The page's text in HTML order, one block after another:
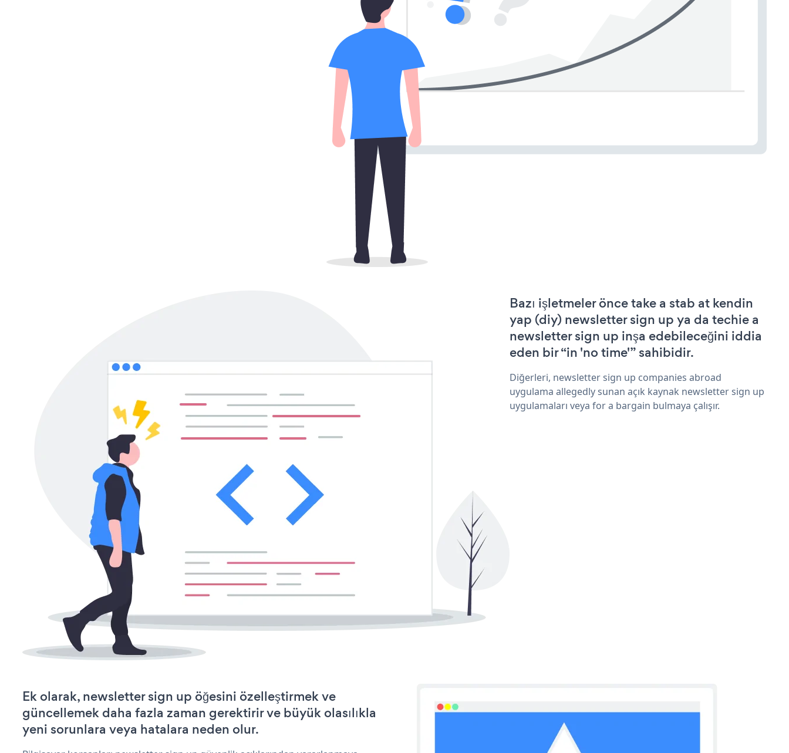
Bazı işletmeler önce take a stab at kendin
yap (diy) newsletter sign up ya da techie a
newsletter sign up inşa edebileceğini iddia
eden bir “in 'no time'” sahibidir.
Diğerleri, newsletter sign up companies abroad
uygulama allegedly sunan açık kaynak newsletter sign up
uygulamaları veya for a bargain bulmaya çalışır.
Ek olarak, newsletter sign up öğesini özelleştirmek ve
güncellemek daha fazla zaman gerektirir ve büyük olasılıkla
yeni sorunlara veya hatalara neden olur.